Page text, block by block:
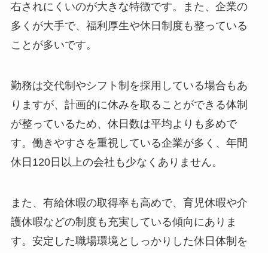
右されにくいのが大きな特徴です。また、企業の
多くが大手で、福利厚生や休日制度も整っている
ことが多いです。
勤務は交代制やシフト制を採用している場合もあ
りますが、計画的に休みを取ることができる体制
が整っているため、休日数は平均よりも多めで
す。働きやすさを重視している企業が多く、年間
休日120日以上の会社も少なくありません。
また、有給休暇の取得率も高めで、育児休暇や介
護休暇などの制度も充実している傾向にありま
す。安定した職場環境としっかりした休日体制を